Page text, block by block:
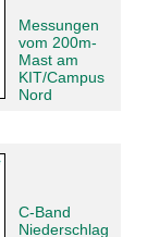
Messungen
vom 200m-
Mast am
KIT/Campus
Nord
C-Band
Niederschlag